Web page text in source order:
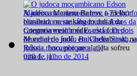
A judoca Mariana Barros, a melhor
brasileira no ranking mundial da
categoria meio médio, está fora do
Mundial de judô, em Cheliabinsk, na
Rússia. Isso, porque a atleta sofreu
uma […]
028 de julho de 2014